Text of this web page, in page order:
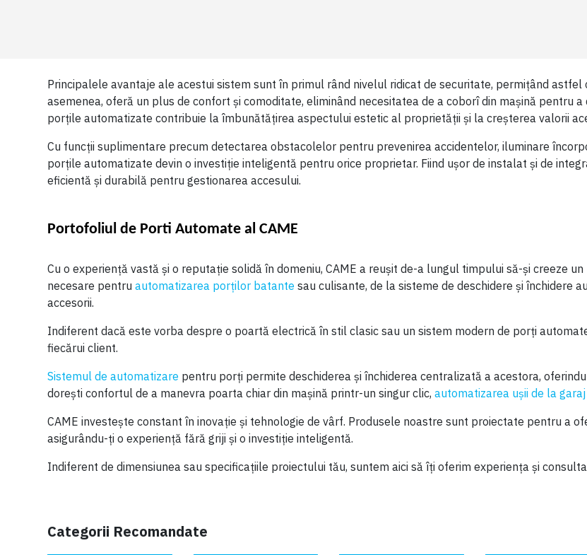
Principalele avantaje ale acestui sistem sunt în primul rând nivelul ridicat de securitate, permițând
asemenea, oferă un plus de confort și comoditate, eliminând necesitatea de a coborî din mașină pentru
porțile automatizate contribuie la îmbunătățirea aspectului estetic al proprietății și la creșterea valorii
Cu funcții suplimentare precum detectarea obstacolelor pentru prevenirea accidentelor, iluminare
porțile automatizate devin o investiție inteligentă pentru orice proprietar. Fiind ușor de instalat și de
eficientă și durabilă pentru gestionarea accesului.
Portofoliul de Porti Automate al CAME
Cu o experiență vastă și o reputație solidă în domeniu, CAME a reușit de-a lungul timpului să-și creeze
necesare pentruautomatizarea porților batante sau culisante, de la sisteme de deschidere și închidere
accesorii.
Indiferent dacă este vorba despre o poartă electrică în stil clasic sau un sistem modern de porți
fiecărui client.
Sistemul de automatizare pentru porți permite deschiderea și închiderea centralizată a acestora,
dorești confortul de a manevra poarta chiar din mașină printr-un singur clic,automatizarea ușii de la garaj
CAME investește constant în inovație și tehnologie de vârf. Produsele noastre sunt proiectate pentru a
asigurându-ți o experiență fără griji și o investiție inteligentă.
Indiferent de dimensiunea sau specificațiile proiectului tău, suntem aici să îți oferim experiența și
Categorii Recomandate